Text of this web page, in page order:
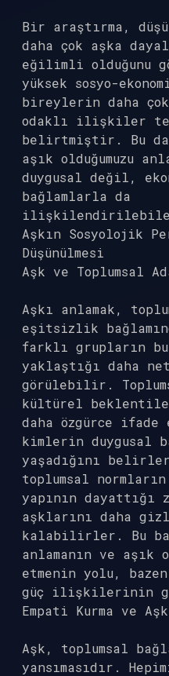
Bir araştırma,
daha çok aşka
eğilimli olduğunu
yüksek sosyo-
bireylerin daha
odaklı ilişkiler
belirtmiştir. Bu da
aşık olduğumuzu
duygusal değil,
bağlamlarla da
Aşkın Sosyolojik
Düşünülmesi
Aşk ve Toplumsal
Aşkı anlamak,
eşitsizlik
farklı grupların bu
yaklaştığı daha
görülebilir.
kültürel
daha özgürce
kimlerin duygusal
yaşadığını
toplumsal
yapının
aşklarını daha
kalabilirler. Bu
anlamanın ve aşık
etmenin yolu,
güç ilişkilerinin
Empati Kurma ve
Aşk, toplumsal
yansımasıdır.